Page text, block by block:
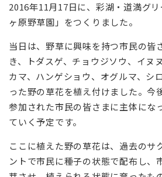
2016年11月17日に、彩湖・道満グ
ヶ原野草園」をつくりました。
当日は、野草に興味を持つ市民の皆
き、トダスゲ、チョウジソウ、イヌ
カマ、ハンゲショウ、オグルマ、シ
った野の草花を植え付けました。今
参加された市民の皆さまに主体にな
ていく予定です。
ここに植えた野の草花は、過去のサ
ントで市民に種子の状態で配布し、